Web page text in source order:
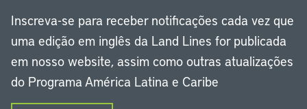
Inscreva-se para receber notificações cada vez que
uma edição em inglês da Land Lines for publicada
em nosso website, assim como outras atualizações
do Programa América Latina e Caribe